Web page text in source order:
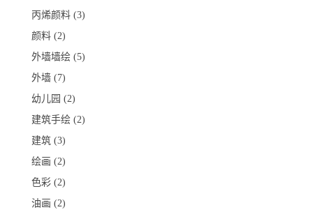
丙烯颜料 (3)
颜料 (2)
外墙墙绘 (5)
外墙 (7)
幼儿园 (2)
建筑手绘 (2)
建筑 (3)
绘画 (2)
色彩 (2)
油画 (2)